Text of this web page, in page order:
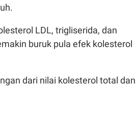
LDL, trigliserida, dan
buruk pula efek kolesterol
dari nilai kolesterol total dan